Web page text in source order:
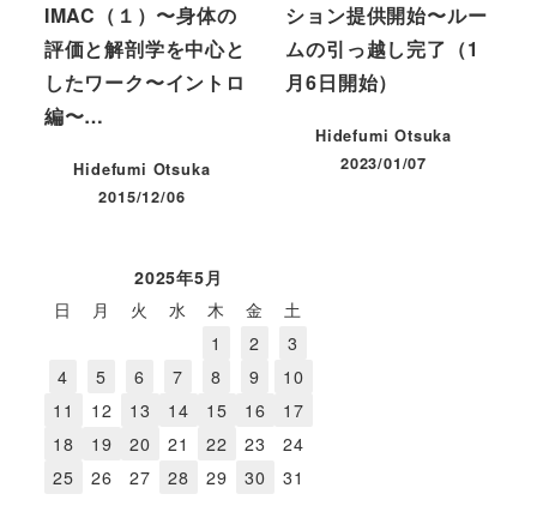
IMAC（１）〜身体の
評価と解剖学を中心と
したワーク〜イントロ
編〜…
Hidefumi Otsuka
投稿日
2015/12/06
ション提供開始〜ルー
ムの引っ越し完了（1
月6日開始）
Hidefumi Otsuka
投稿日
2023/01/07
2025年5月
日
月 火 水 木 金
土
1
2
3
4
5 6 7 8 9
10
11
12 13 14 15 16
17
18
19 20 21 22 23
24
25
26 27 28 29 30 31